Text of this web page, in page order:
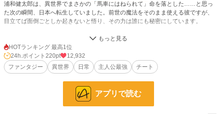
浦和健太郎は、異世界でまさかの「馬車にはねられて」命を落とした……と思っ
た次の瞬間、日本へ転生していました。前世の魔法をそのまま使える彼ですが、
目立てば面倒ごとしか起きないと悟り、その力は誰にも秘密にしています。
大学で建築学を学んだ健太郎は、前世から持つチートスキル「建築」を日本仕様
へと進化させ、自分だけの建築会社を設立。巨大なシートで現場を覆えば、住宅
もビルも倉庫も、あっという間に完成です。それでも怪しまれないよう、工期も
価格も周囲と同じくらいに調整する慎重ぶり。材料も一応購入し、職人が働いて
いるように見せかける徹底ぶりです。
会社には父、母、妹の由美、弟の健が所属していますが、実際にはほぼワンマン
経営。家族は気ままに暮らしながら給料だけはしっかり支給されています。
HOTランキング 最高1位
24h.ポイント 220pt
12,932
ファンタジー
異世界 日常 主人公最強 チート
アプリで読む